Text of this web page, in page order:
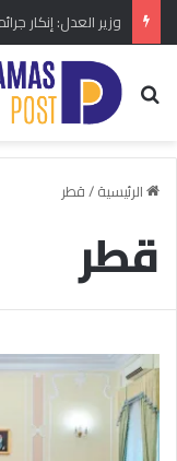
بحث عن
الرئيسية/قطر
قطر